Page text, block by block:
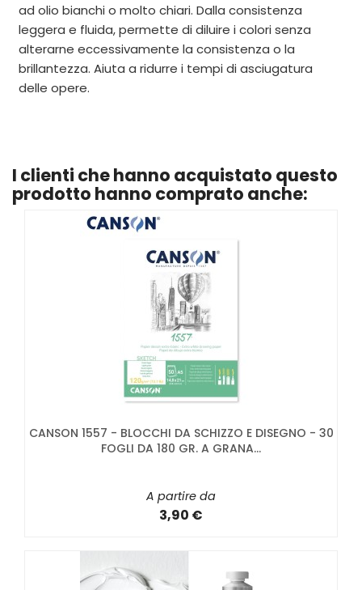
ad olio bianchi o molto chiari. Dalla consistenza
leggera e fluida, permette di diluire i colori senza
alterarne eccessivamente la consistenza o la
brillantezza. Aiuta a ridurre i tempi di asciugatura
delle opere.
I clienti che hanno acquistato questo
prodotto hanno comprato anche:
CANSON 1557 - BLOCCHI DA SCHIZZO E DISEGNO - 30
FOGLI DA 180 GR. A GRANA...
A partire da
3,90 €